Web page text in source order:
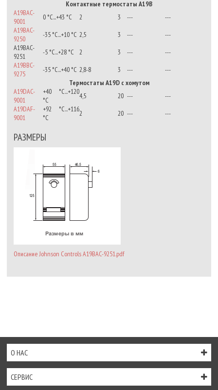
Контактные термостаты А19В
A19BAC-
9001
0 °C...+43 °С 2 3 ---
---
A19BAC-
9250
-35 °С...+10 °С 2,5 3 ---
---
A19BAC-
9251
-5 °С...+28 °С 2 3 ---
---
A19BBC-
9275
-35 °С...+40 °С 2,8-8 3 ---
---
Термостаты А19D с хомутом
A19DAC-
9001
+40 °C...+120
°С
4,5 20 ---
---
A19DAF-
9001
+92 °C...+116
°С
2 20 --- ---
РАЗМЕРЫ
Описание Johnson Controls A19BAC-9251.pdf
О НАС
СЕРВИС